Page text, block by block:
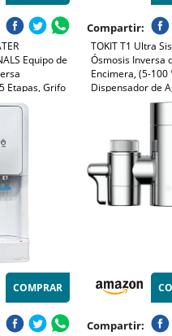
Equipo de
Etapas, Grifo
Depósito
75GPD,
Compartir:
TOKIT T1 Ultra
Ósmosis Inversa
Encimera, (5-100
Dispensador de
Caliente y
NSF/ANSI 58,
Drenante 3:1 (T1
COMPRAR
Compartir: